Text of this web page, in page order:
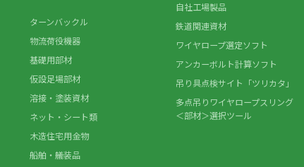
ターンバックル
物流荷役機器
基礎用部材
仮設足場部材
溶接・塗装資材
ネット・シート類
木造住宅用金物
船舶・艤装品
自社工場製品
鉄道関連資材
ワイヤロープ選定ソフト
アンカーボルト計算ソフト
吊り具点検サイト「ツリカタ」
多点吊りワイヤロープスリング
＜部材＞選択ツール